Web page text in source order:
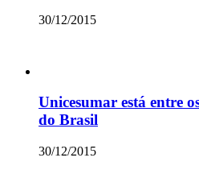
30/12/2015
Unicesumar está entre
do Brasil
30/12/2015